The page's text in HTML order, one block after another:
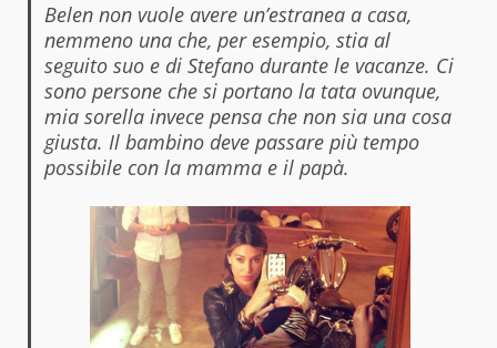
Belen non vuole avere un’estranea a casa,
nemmeno una che, per esempio, stia al
seguito suo e di Stefano durante le vacanze. Ci
sono persone che si portano la tata ovunque,
mia sorella invece pensa che non sia una cosa
giusta. Il bambino deve passare più tempo
possibile con la mamma e il papà.